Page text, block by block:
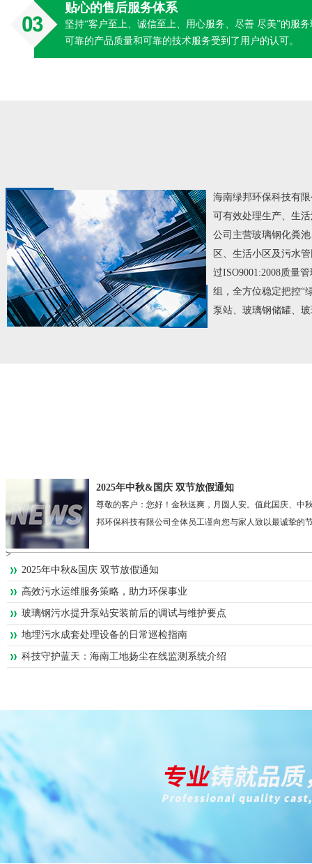
贴心的售后服务体系
坚持“客户至上、诚信至上、用心服务、尽善 尽美”的服
可靠的产品质量和可靠的技术服务受到了用户的认可。
海南绿邦环保科技有
可有效处理生产、生
公司主营玻璃钢化粪
区、生活小区及污水
过ISO9001:2008质量
组，全方位稳定把控“
泵站、玻璃钢储罐、
>
2025年中秋&国庆 双节放假通知
尊敬的客户：您好！金秋送爽，月圆人安。值此国庆、中
邦环保科技有限公司全体员工谨向您与家人致以最诚挚的
2025年中秋&国庆 双节放假通知
高效污水运维服务策略，助力环保事业
玻璃钢污水提升泵站安装前后的调试与维护要点
地埋污水成套处理设备的日常巡检指南
科技守护蓝天：海南工地扬尘在线监测系统介绍